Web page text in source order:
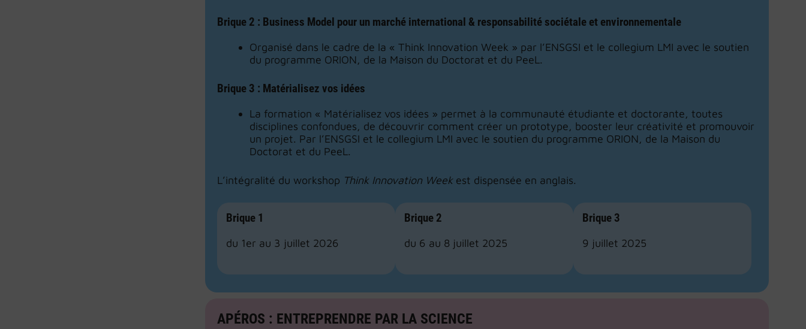
Brique 2 : Business Model pour un marché international & responsabilité sociétale et environnementale
Organisé dans le cadre de la « Think Innovation Week » par l’ENSGSI et le collegium LMI avec le soutien
du programme ORION, de la Maison du Doctorat et du PeeL.
Brique 3 : Matérialisez vos idées
La formation « Matérialisez vos idées » permet à la communauté étudiante et doctorante, toutes
disciplines confondues, de découvrir comment créer un prototype, booster leur créativité et promouvoir
un projet. Par l’ENSGSI et le collegium LMI avec le soutien du programme ORION, de la Maison du
Doctorat et du PeeL.
L’intégralité du workshop Think Innovation Weekest dispensée en anglais.
Brique 1
du 1er au 3 juillet 2026
Brique 2
du 6 au 8 juillet 2025
Brique 3
9 juillet 2025
APÉROS : ENTREPRENDRE PAR LA SCIENCE